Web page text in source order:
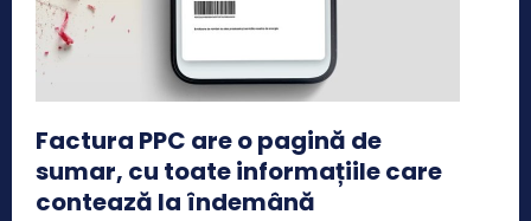
Factura PPC are o pagină de
sumar, cu toate informațiile care
contează la îndemână